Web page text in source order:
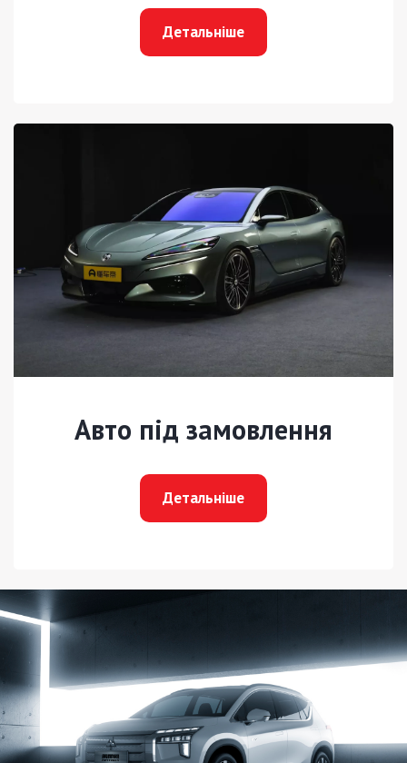
Детальніше
Авто під замовлення
Детальніше